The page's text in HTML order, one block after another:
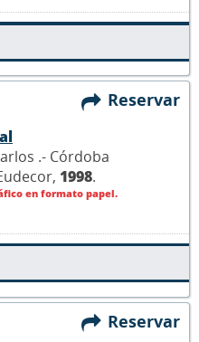
Reservar
.- Córdoba
1998.
en formato papel.
Reservar